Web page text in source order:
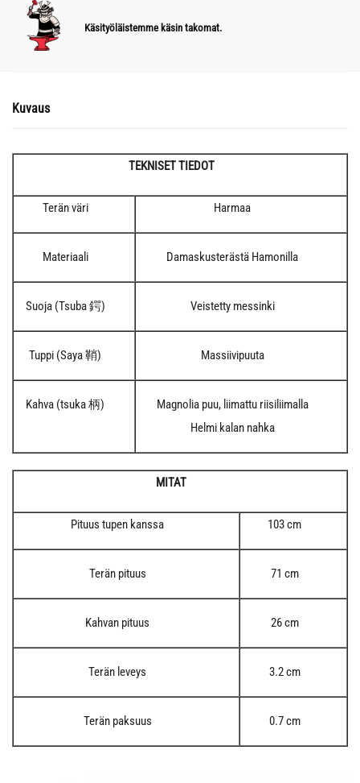
Käsityöläistemme käsin takomat.
Kuvaus
TEKNISET TIEDOT
Terän väri Harmaa
Materiaali Damaskusterästä Hamonilla
Suoja (Tsuba 鍔) Veistetty messinki
Tuppi (Saya 鞘) Massiivipuuta
Kahva (tsuka 柄)
Magnolia puu, liimattu riisiliimalla
Helmi kalan nahka
MITAT
Pituus tupen kanssa 103 cm
Terän pituus 71 cm
Kahvan pituus 26 cm
Terän leveys 3.2 cm
Terän paksuus 0.7 cm